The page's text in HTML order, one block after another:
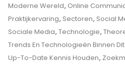
Moderne Wereld, Online
Praktijkervaring, Sectoren, Social
Sociale Media, Technologie,
Trends En Technologieën Binnen
Up-To-Date Kennis Houden,